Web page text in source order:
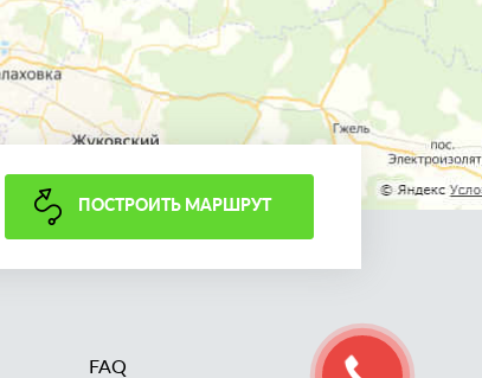
ПОСТРОИТЬ МАРШРУТ
FAQ